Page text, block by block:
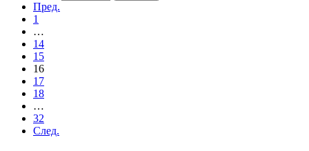
Пред.
1
…
14
15
16
17
18
…
32
След.